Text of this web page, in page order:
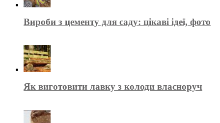
Вироби з цементу для саду: цікаві ідеї, фото
Як виготовити лавку з колоди власноруч